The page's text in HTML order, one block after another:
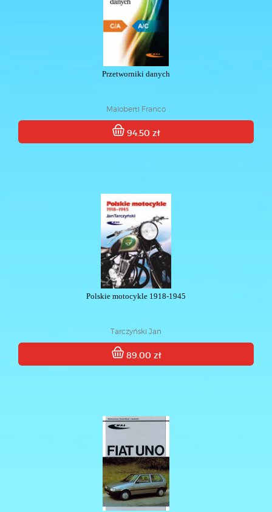
Przetworniki danych
Maloberti Franco
94.50 zł
Polskie motocykle 1918-1945
Tarczyński Jan
89.00 zł